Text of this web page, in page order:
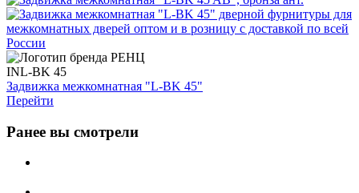
INL-BK 45
Задвижка межкомнатная "L-BK 45"
Перейти
Ранее вы смотрели